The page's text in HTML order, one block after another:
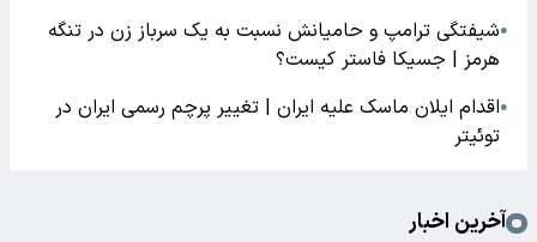
●شیفتگی ترامپ و حامیانش نسبت به یک سرباز زن در تنگه
هرمز | جسیکا فاستر کیست؟
●اقدام ایلان ماسک علیه ایران | تغییر پرچم رسمی ایران در
توئیتر
آخرین اخبار